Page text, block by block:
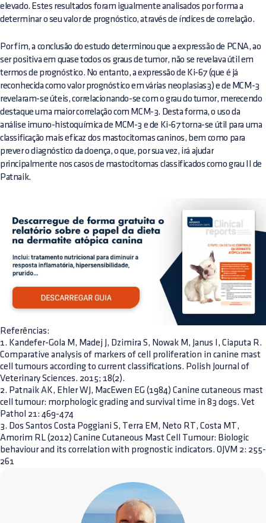
elevado. Estes resultados foram igualmente analisados por forma a
determinar o seu valor de prognóstico, através de índices de correlação.
Por fim, a conclusão do estudo determinou que a expressão de PCNA, ao
ser positiva em quase todos os graus de tumor, não se revelava útil em
termos de prognóstico. No entanto, a expressão de Ki-67 (que é já
reconhecida como valor prognóstico em várias neoplasias3) e de MCM-3
revelaram-se úteis, correlacionando-se com o grau do tumor, merecendo
destaque uma maior correlação com MCM-3. Desta forma, o uso da
análise imuno-histoquímica de MCM-3 e de Ki-67 torna-se útil para uma
classificação mais eficaz dos mastocitomas caninos, bem como para
prever o diagnóstico da doença, o que, por sua vez, irá ajudar
principalmente nos casos de mastocitomas classificados como grau II de
Patnaik.
Referências:
1. Kandefer-Gola M, Madej J, Dzimira S, Nowak M, Janus I, Ciaputa R.
Comparative analysis of markers of cell proliferation in canine mast
cell tumours according to current classifications. Polish Journal of
Veterinary Sciences. 2015; 18(2).
2. Patnaik AK, Ehler WJ, MacEwen EG (1984) Canine cutaneous mast
cell tumour: morphologic grading and survival time in 83 dogs. Vet
Pathol 21: 469-474
3. Dos Santos Costa Poggiani S, Terra EM, Neto RT, Costa MT,
Amorim RL (2012) Canine Cutaneous Mast Cell Tumour: Biologic
behaviour and its correlation with prognostic indicators. OJVM 2: 255-
261